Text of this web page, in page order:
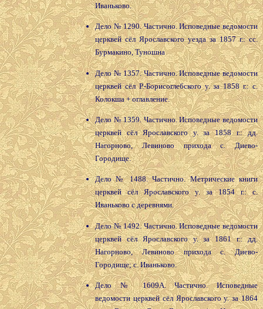
Иваньково.
Дело № 1290. Частично. Исповедные ведомости
церквей сёл Ярославского уезда за 1857 г.: сс.
Бурмакино, Туношна
Дело № 1357. Частично. Исповедные ведомости
церквей сёл Р.-Борисоглебского у. за 1858 г.: с.
Колокша + оглавление.
Дело № 1359. Частично. Исповедные ведомости
церквей сёл Ярославского у. за 1858 г.: дд.
Нагорново, Левиново прихода с. Диево-
Городище.
Дело № 1488. Частично. Метрические книги
церквей сёл Ярославского у. за 1854 г.: с.
Иваньково с деревнями.
Дело № 1492. Частично. Исповедные ведомости
церквей сёл Ярославского у. за 1861 г.: дд.
Нагорново, Левиново прихода с. Диево-
Городище; с. Иваньково.
Дело № 1609А. Частично. Исповедные
ведомости церквей сёл Ярославского у. за 1864